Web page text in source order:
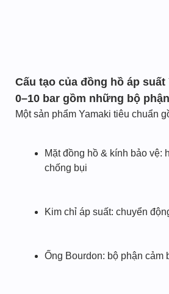
Cấu tạo của đồng hồ áp suất
0–10 bar gồm những bộ
Một sản phẩm Yamaki tiêu chuẩn
Mặt đồng hồ & kính bảo vệ:
chống bụi
Kim chỉ áp suất: chuyển
Ống Bourdon: bộ phận cảm